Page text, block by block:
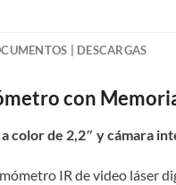
| DESCARGAS
con
color de 2,2″ y cámara
IR de video láser